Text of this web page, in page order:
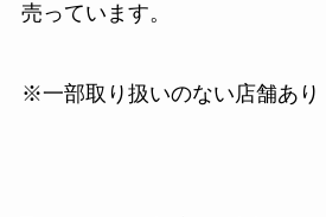
売っています。
※一部取り扱いのない店舗あり